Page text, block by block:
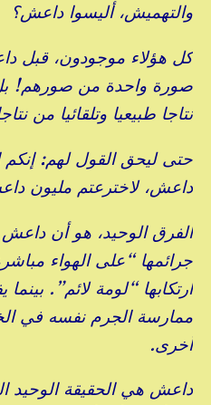
والتهميش، أليسوا داعش؟
كل هؤلاء موجودون، قبل
صورة واحدة من صورهم!
نتاجا طبيعيا وتلقائيا من
حتى ليحق القول لهم:
داعش، لاخترعتم مليون
الفرق الوحيد، هو أن
جرائمها “على الهواء
ارتكابها “لومة لائم”.
ممارسة الجرم نفسه في
أخرى.
داعش هي الحقيقة الوحيد